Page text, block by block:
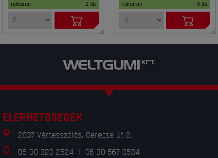
raktáron 2 db raktáron 5 db
ELÉRHETŐSÉGEK
2837 Vértesszőlős, Gerecse út 2.
06 30 320 2524 | 06 30 567 0534